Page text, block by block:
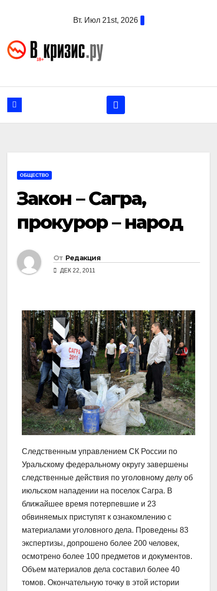
Вт. Июл 21st, 2026
ОБЩЕСТВО
Закон – Сагра,
прокурор – народ
От Редакция
ДЕК 22, 2011
Следственным управлением СК России по
Уральскому федеральному округу завершены
следственные действия по уголовному делу об
июльском нападении на поселок Сагра. В
ближайшее время потерпевшие и 23
обвиняемых приступят к ознакомлению с
материалами уголовного дела. Проведены 83
экспертизы, допрошено более 200 человек,
осмотрено более 100 предметов и документов.
Объем материалов дела составил более 40
томов. Окончательную точку в этой истории